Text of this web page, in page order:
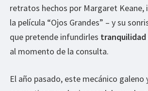
retratos hechos por Margaret Keane,
la película “Ojos Grandes” – y su
que pretende infundirles
al momento de la consulta.
El año pasado, este mecánico